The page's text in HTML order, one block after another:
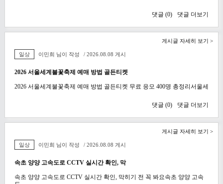
댓글 더보기
댓글 (0)
일상 이민희 님이 작성 / 2026.08.08 게시
2026 서울세계불꽃축제 예매 방법 골든티켓
2026 서울세계불꽃축제 예매 방법 골든티켓 무료 응모 400명 총정리서울세
댓글 더보기
댓글 (0)
게시글 자세히 보기 >
일상 이민희 님이 작성 / 2026.08.08 게시
속초 양양 고속도로 CCTV 실시간 확인, 막
속초 양양 고속도로 CCTV 실시간 확인, 막히기 전 꼭 봐요속초 양양 고속
게시글 자세히 보기 >